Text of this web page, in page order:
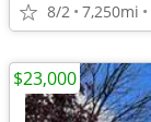
8/2 7,250mi
$23,000